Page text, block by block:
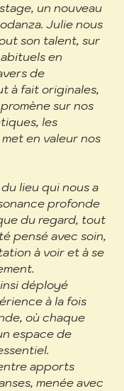
un nouveau
Julie nous
son talent, sur
en
de
à fait originales,
sur nos
les
en valeur nos
lieu qui nous a
profonde
du regard, tout
pensé avec soin,
à voir et à se
déployé
à la fois
où chaque
espace de
apports
menée avec